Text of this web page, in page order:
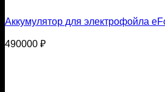
Аккумулятор для электрофойла
490000 ₽